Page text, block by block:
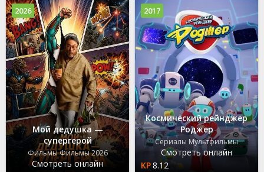
Мой дедушка —
супергерой
Фильмы Фильмы 2026
Смотреть онлайн
2026
Космический рейнджер
Роджер
Сериалы Мультфильмы
Смотреть онлайн
8.12
2017